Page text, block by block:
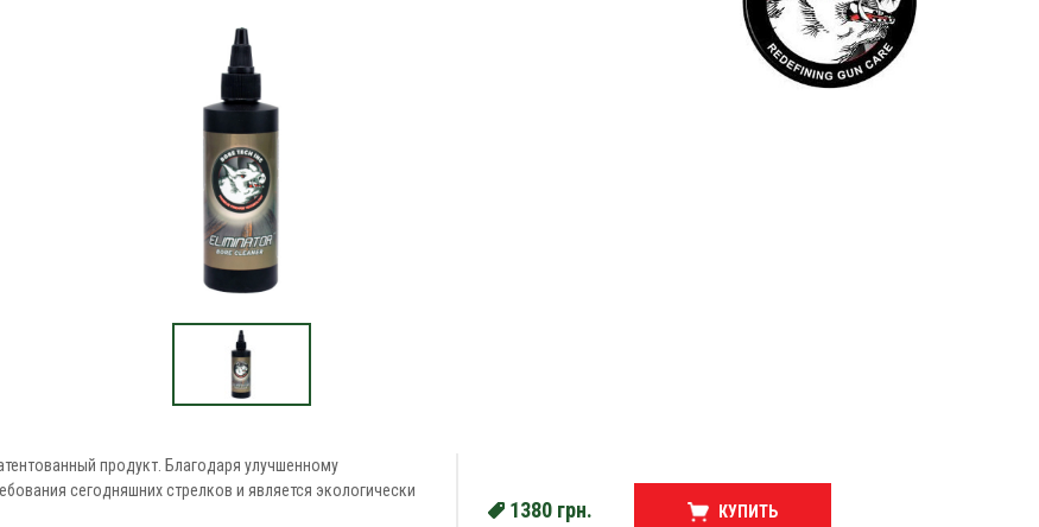
продукт. Благодаря улучшенному
сегодняшних стрелков и является экологически
1380 грн. КУПИТЬ